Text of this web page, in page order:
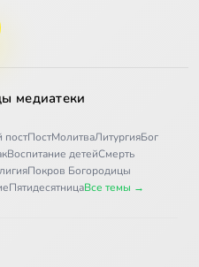
медиатеки
постПостМолитваЛитургияБог
Воспитание детейСмерть
Покров Богородицы
ПятидесятницаВсе темы →